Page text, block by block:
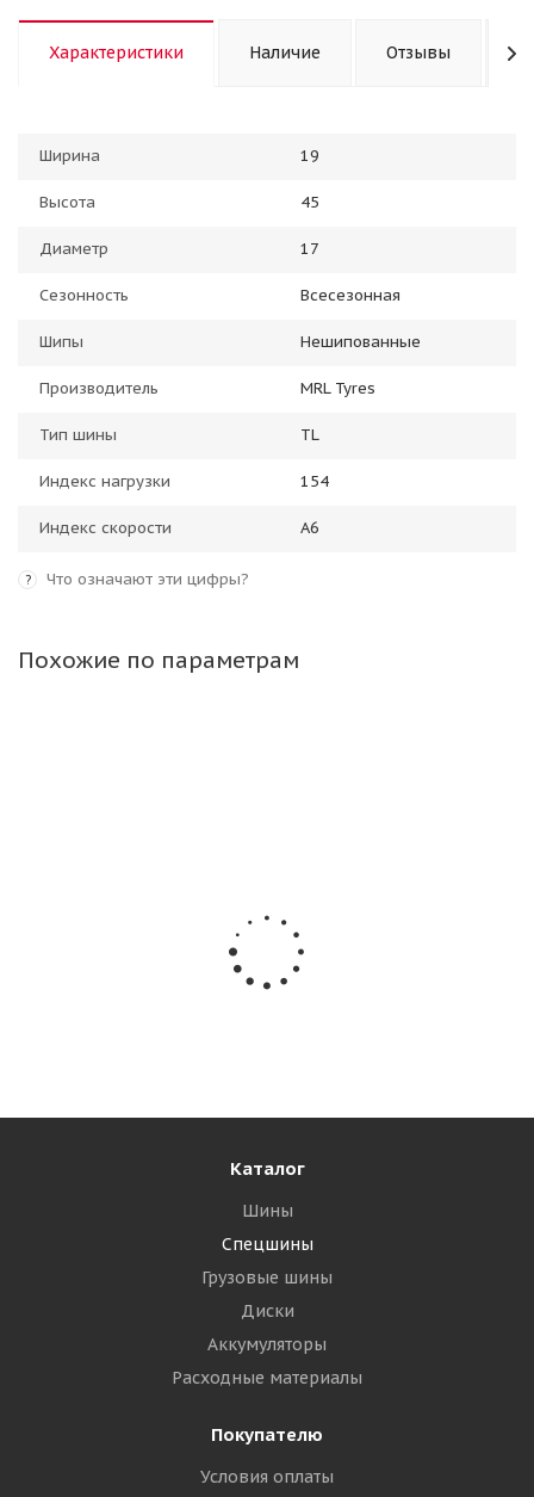
Характеристики Наличие Отзывы
Ширина 19
Высота 45
Диаметр 17
Сезонность Всесезонная
Шипы Нешипованные
Производитель MRL Tyres
Тип шины TL
Индекс нагрузки 154
Индекс скорости A6
? Что означают эти цифры?
Похожие по параметрам
MRL Tyres 19,0/45-17(480/45-17) IMP 18PR 154A6
(150A8) MAW 977 I-1 TL ИНДИЯ
24 895₽
Подробнее
Каталог
Шины
Спецшины
Грузовые шины
Диски
Аккумуляторы
Расходные материалы
Покупателю
Условия оплаты